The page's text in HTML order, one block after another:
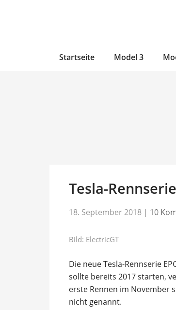
Startseite Model 3
Tesla-
18. September 2018 | 10
Bild: ElectricGT
Die neue Tesla-Rennserie
sollte bereits 2017 starten,
erste Rennen im November
nicht genannt.